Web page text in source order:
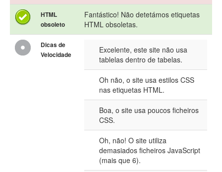
HTML
obsoleto
Fantástico! Não detetámos etiquetas
HTML obsoletas.
Dicas de
Velocidade
Excelente, este site não usa
tablelas dentro de tabelas.
Oh não, o site usa estilos CSS
nas etiquetas HTML.
Boa, o site usa poucos ficheiros
CSS.
Oh, não! O site utiliza
demasiados ficheiros JavaScript
(mais que 6).